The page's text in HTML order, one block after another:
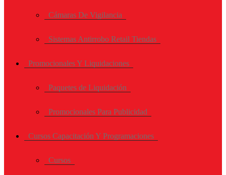
Cámaras De Vigilancia
Sistemas Antirrobo Retail Tiendas
Promocionales Y Liquidaciones
Paquetes de Liquidación
Promocionales Para Publicidad
Cursos Capacitación Y Programaciones
Cursos